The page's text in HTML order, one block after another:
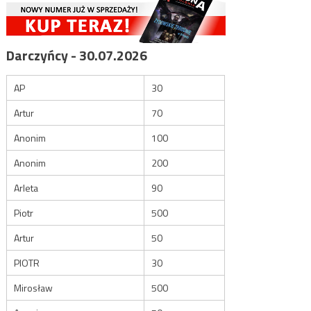
Darczyńcy - 30.07.2026
AP
30
Artur
70
Anonim
100
Anonim
200
Arleta
90
Piotr
500
Artur
50
PIOTR
30
Mirosław
500